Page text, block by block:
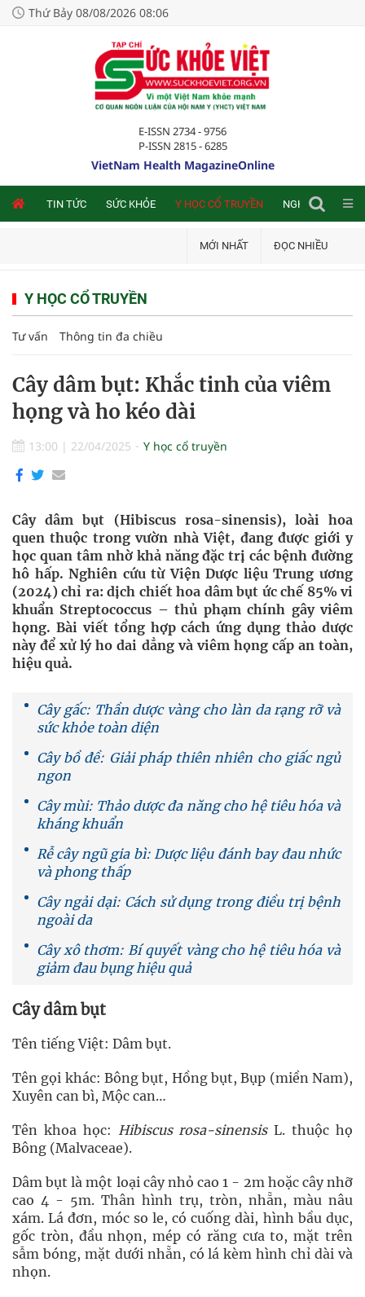
Thứ Bảy 08/08/2026 08:06
E-ISSN 2734 - 9756
P-ISSN 2815 - 6285
VietNam Health MagazineOnline
TIN TỨC SỨC KHỎE Y HỌC CỔ TRUYỀN NGHIÊN CỨU
MỚI NHẤT ĐỌC NHIỀU
Y HỌC CỔ TRUYỀN
Tư vấn Thông tin đa chiều
Cây dâm bụt: Khắc tinh của viêm
họng và ho kéo dài
13:00 | 22/04/2025 Y học cổ truyền
Cây dâm bụt (Hibiscus rosa-sinensis), loài hoa
quen thuộc trong vườn nhà Việt, đang được giới y
học quan tâm nhờ khả năng đặc trị các bệnh đường
hô hấp. Nghiên cứu từ Viện Dược liệu Trung ương
(2024) chỉ ra: dịch chiết hoa dâm bụt ức chế 85% vi
khuẩn Streptococcus – thủ phạm chính gây viêm
họng. Bài viết tổng hợp cách ứng dụng thảo dược
này để xử lý ho dai dẳng và viêm họng cấp an toàn,
hiệu quả.
Cây gấc: Thần dược vàng cho làn da rạng rỡ và
sức khỏe toàn diện
Cây bồ đề: Giải pháp thiên nhiên cho giấc ngủ
ngon
Cây mùi: Thảo dược đa năng cho hệ tiêu hóa và
kháng khuẩn
Rễ cây ngũ gia bì: Dược liệu đánh bay đau nhức
và phong thấp
Cây ngải dại: Cách sử dụng trong điều trị bệnh
ngoài da
Cây xô thơm: Bí quyết vàng cho hệ tiêu hóa và
giảm đau bụng hiệu quả
Cây dâm bụt
Tên tiếng Việt: Dâm bụt.
Tên gọi khác: Bông bụt, Hồng bụt, Bụp (miền Nam),
Xuyên can bì, Mộc can…
Tên khoa học: Hibiscus rosa-sinensisL. thuộc họ
Bông (Malvaceae).
Dâm bụt là một loại cây nhỏ cao 1 - 2m hoặc cây nhỡ
cao 4 - 5m. Thân hình trụ, tròn, nhẵn, màu nâu
xám. Lá đơn, móc so le, có cuống dài, hình bầu dục,
gốc tròn, đầu nhọn, mép có răng cưa to, mặt trên
sẫm bóng, mặt dưới nhẵn, có lá kèm hình chỉ dài và
nhọn.